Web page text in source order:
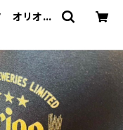
オリオン
| ハセノ島S
Li